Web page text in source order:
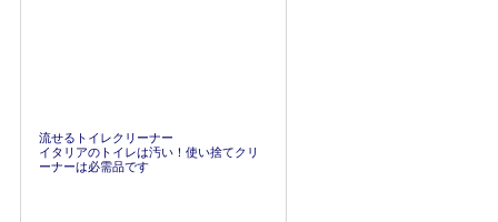
流せるトイレクリーナー
イタリアのトイレは汚い！使い捨てクリ
ーナーは必需品です